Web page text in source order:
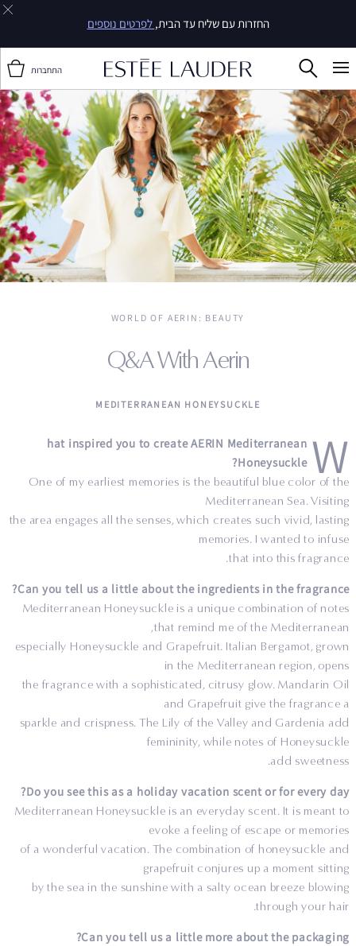
וגם, 30% הנחה על סדרת Double Wear
התחברות
WORLD OF AERIN : BEAUTY
Q&A With Aerin
MEDITERRANEAN HONEYSUCKLE
W
hat inspired you to create AERIN Mediterranean
Honeysuckle?
One of my earliest memories is the beautiful blue color of the
Mediterranean Sea. Visiting
the area engages all the senses, which creates such vivid, lasting
memories. I wanted to infuse
that into this fragrance.
Can you tell us a little about the ingredients in the fragrance?
Mediterranean Honeysuckle is a unique combination of notes
that remind me of the Mediterranean,
especially Honeysuckle and Grapefruit. Italian Bergamot, grown
in the Mediterranean region, opens
the fragrance with a sophisticated, citrusy glow. Mandarin Oil
and Grapefruit give the fragrance a
sparkle and crispness. The Lily of the Valley and Gardenia add
femininity, while notes of Honeysuckle
add sweetness.
Do you see this as a holiday vacation scent or for every day?
Mediterranean Honeysuckle is an everyday scent. It is meant to
evoke a feeling of escape or memories
of a wonderful vacation. The combination of honeysuckle and
grapefruit conjures up a moment sitting
by the sea in the sunshine with a salty ocean breeze blowing
through your hair.
Can you tell us a little more about the packaging?